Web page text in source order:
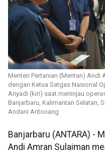
Menteri Pertanian (Mentan) Andi
dengan Ketua Satgas Nasional
Ariyadi (kiri) saat meninjau
Banjarbaru, Kalimantan Selatan,
Andani Aritonang
Banjarbaru (ANTARA) -
Andi Amran Sulaiman